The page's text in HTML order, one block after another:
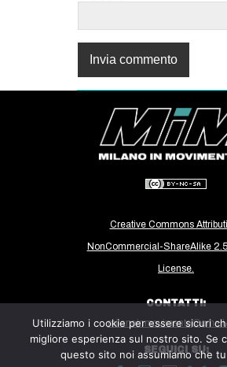
Creative Commons
NonCommercial-ShareAlike
License.
CONTATTI:
SEGUICI SU:
Utilizziamo i cookie per essere sicuri
migliore esperienza sul nostro sito. Se
questo sito noi assumiamo che